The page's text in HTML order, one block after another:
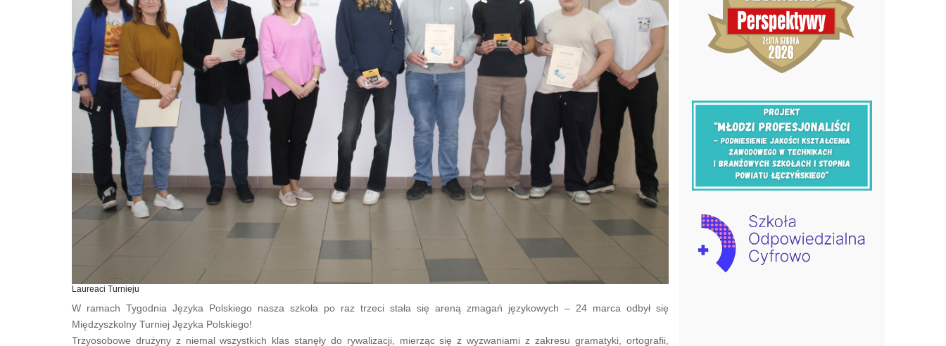
Laureaci Turnieju
W ramach Tygodnia Języka Polskiego nasza szkoła po raz trzeci stała się areną zmagań językowych – 24 marca odbył się
Międzyszkolny Turniej Języka Polskiego!
Trzyosobowe drużyny z niemal wszystkich klas stanęły do rywalizacji, mierząc się z wyzwaniami z zakresu gramatyki, ortografii,